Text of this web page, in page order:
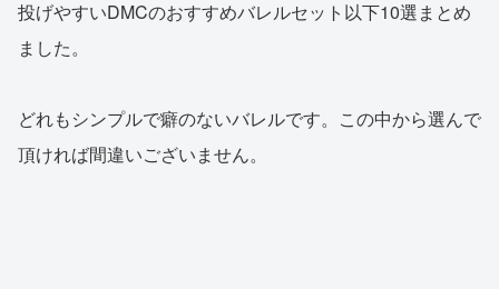
投げやすいDMCのおすすめバレルセット以下10選まとめ
ました。
どれもシンプルで癖のないバレルです。この中から選んで
頂ければ間違いございません。